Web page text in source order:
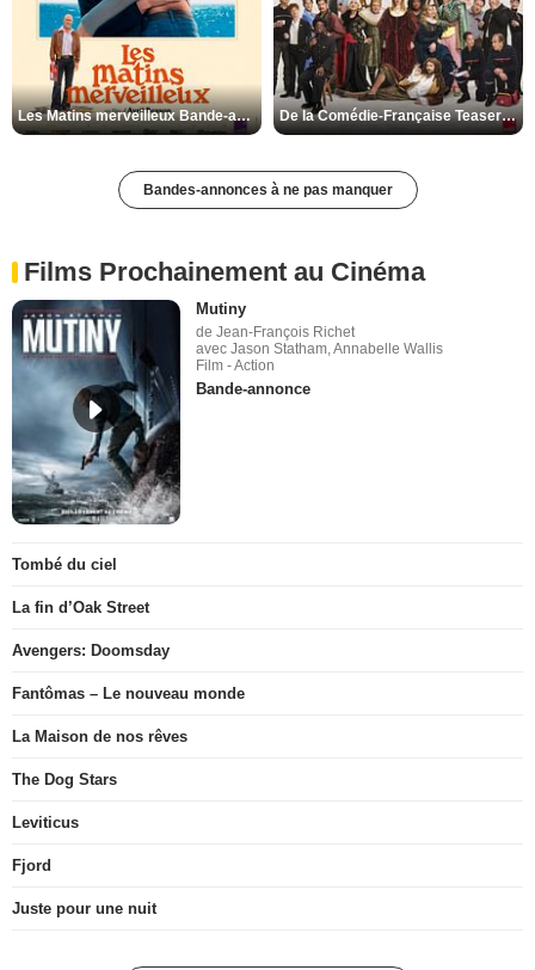
Les Matins merveilleux Bande-annonce VF De la Comédie-Française Teaser VF
Bandes-annonces à ne pas manquer
Films Prochainement au Cinéma
Mutiny
de Jean-François Richet
avec Jason Statham, Annabelle Wallis
Film - Action
Bande-annonce
Tombé du ciel
La fin d’Oak Street
Avengers: Doomsday
Fantômas – Le nouveau monde
La Maison de nos rêves
The Dog Stars
Leviticus
Fjord
Juste pour une nuit